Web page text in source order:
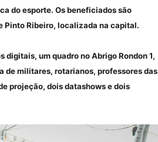
do esporte. Os beneficiados são
Pinto Ribeiro, localizada na capital.
um quadro no Abrigo Rondon 1,
de militares, rotarianos, professores das
projeção, dois datashows e dois